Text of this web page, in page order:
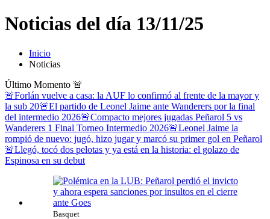
Noticias del día 13/11/25
Inicio
Noticias
Último Momento 🚨
🚨Forlán vuelve a casa: la AUF lo confirmó al frente de la mayor y
la sub 20🚨El partido de Leonel Jaime ante Wanderers por la final
del intermedio 2026🚨Compacto mejores jugadas Peñarol 5 vs
Wanderers 1 Final Torneo Intermedio 2026🚨Leonel Jaime la
rompió de nuevo: jugó, hizo jugar y marcó su primer gol en Peñarol
🚨Llegó, tocó dos pelotas y ya está en la historia: el golazo de
Espinosa en su debut
Basquet